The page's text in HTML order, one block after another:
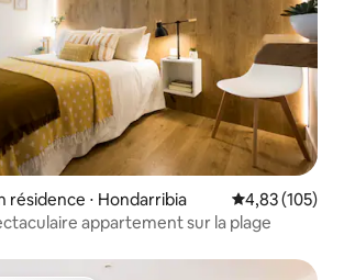
⋅ Hondarribia Évaluation
4,83 (105)
appartement sur la plage